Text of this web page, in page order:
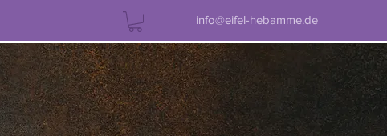
info@eifel-hebamme.de